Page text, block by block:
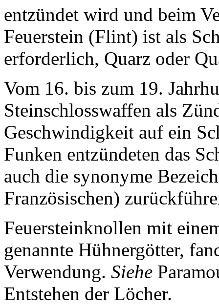
entzündet wird und beim
Feuerstein (Flint) ist als
erforderlich, Quarz oder
Vom 16. bis zum 19.
Steinschlosswaffen als
Geschwindigkeit auf ein
Funken entzündeten das
auch die synonyme
Französischen)
Feuersteinknollen mit
genannte Hühnergötter,
Verwendung. Siehe
Entstehen der Löcher.